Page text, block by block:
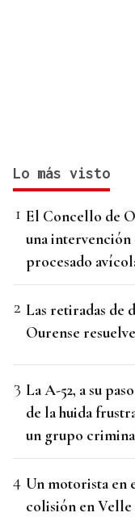
Lo más visto
El Concello de
una
procesado
Las retiradas de
Ourense
La A-52, a su
de la huida
un grupo
Un motorista en
colisión en Velle